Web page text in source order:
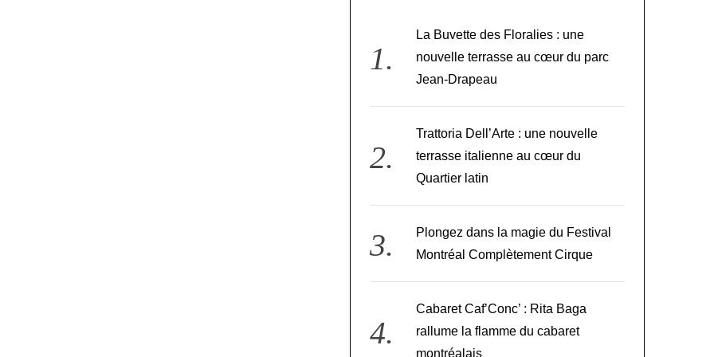
La Buvette des Floralies : une
nouvelle terrasse au cœur du parc
Jean-Drapeau
Trattoria Dell’Arte : une nouvelle
terrasse italienne au cœur du
Quartier latin
Plongez dans la magie du Festival
Montréal Complètement Cirque
Cabaret Caf’Conc’ : Rita Baga
rallume la flamme du cabaret
montréalais